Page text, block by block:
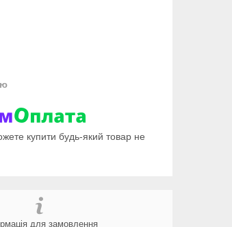
купити будь-який товар не
для замовлення